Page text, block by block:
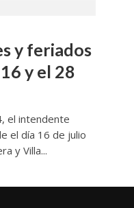
y feriados
y el 28
el intendente
el día 16 de julio
y Villa...